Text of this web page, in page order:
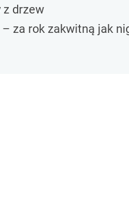
z drzew
za rok zakwitną jak